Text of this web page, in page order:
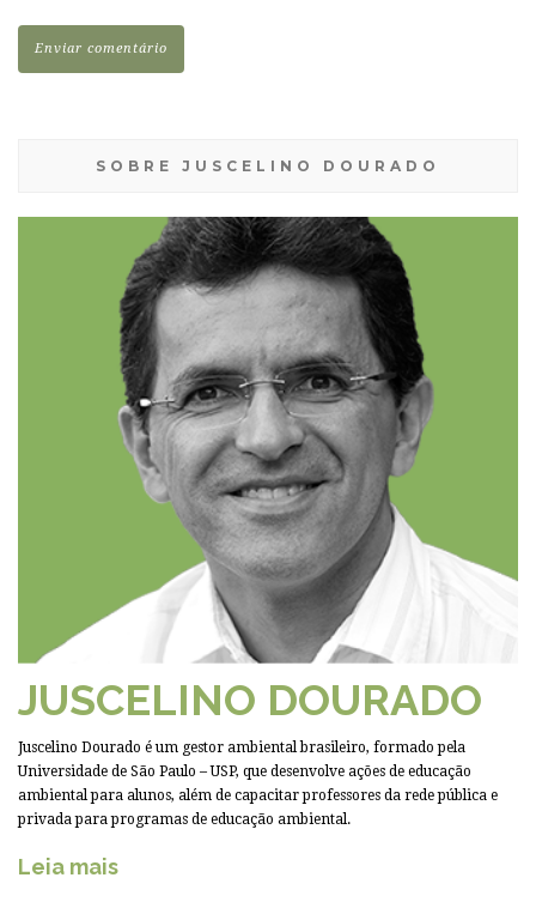
SOBRE JUSCELINO DOURADO
JUSCELINO DOURADO
Juscelino Dourado é um gestor ambiental brasileiro, formado pela
Universidade de São Paulo – USP, que desenvolve ações de educação
ambiental para alunos, além de capacitar professores da rede pública e
privada para programas de educação ambiental.
Leia mais